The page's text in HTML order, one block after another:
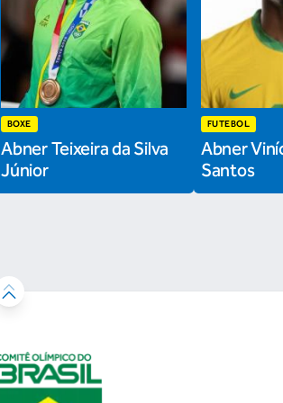
BOXE
Abner Teixeira da Silva
Júnior
FUTEBOL
Abner
Santos